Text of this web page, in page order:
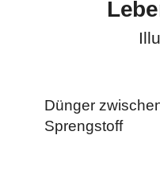
Themenabschnitte der
Dünger
Sprengstoff